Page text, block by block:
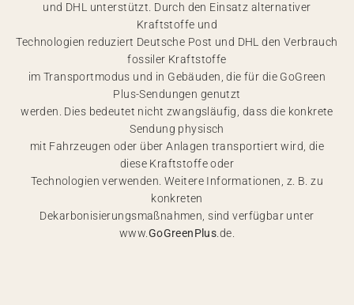
und DHL unterstützt. Durch den Einsatz alternativer
Kraftstoffe und
Technologien reduziert Deutsche Post und DHL den Verbrauch
fossiler Kraftstoffe
im Transportmodus und in Gebäuden, die für die GoGreen
Plus-Sendungen genutzt
werden. Dies bedeutet nicht zwangsläufig, dass die konkrete
Sendung physisch
mit Fahrzeugen oder über Anlagen transportiert wird, die
diese Kraftstoffe oder
Technologien verwenden. Weitere Informationen, z. B. zu
konkreten
Dekarbonisierungsmaßnahmen, sind verfügbar unter
www. GoGreenPlus .de.